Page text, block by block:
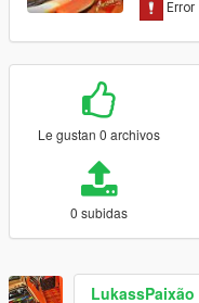
Le gustan 0 archivos
0 subidas
LukassPaixão